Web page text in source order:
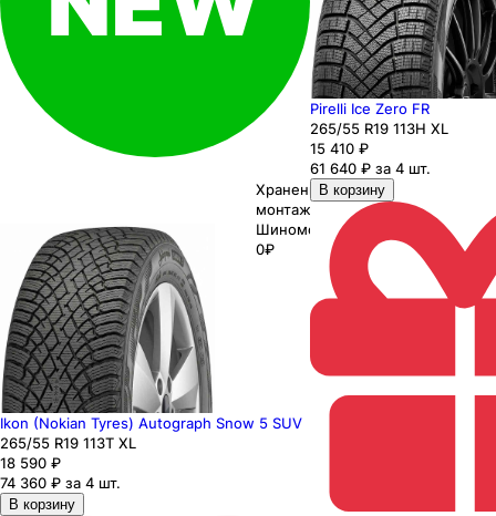
Хранение до
монтажа 0₽
Шиномонтаж
0₽
Ikon (Nokian Tyres) Autograph Snow 5 SUV
265/55 R19 113T XL
18 590 ₽
74 360 ₽ за 4 шт.
В корзину
Pirelli Ice Zero FR
265/55 R19 113H XL
15 410 ₽
61 640 ₽ за 4 шт.
В корзину